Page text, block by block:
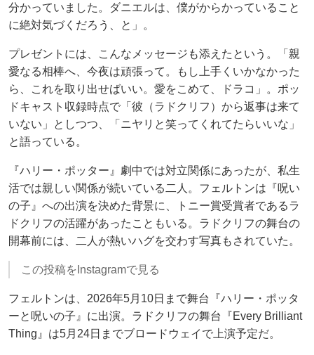
分かっていました。ダニエルは、僕がからかっていること
に絶対気づくだろう、と」。
プレゼントには、こんなメッセージも添えたという。「親
愛なる相棒へ、今夜は頑張って。もし上手くいかなかった
ら、これを取り出せばいい。愛をこめて、ドラコ」。ポッ
ドキャスト収録時点で「彼（ラドクリフ）から返事は来て
いない」としつつ、「ニヤリと笑ってくれてたらいいな」
と語っている。
『ハリー・ポッター』劇中では対立関係にあったが、私生
活では親しい関係が続いている二人。フェルトンは『呪い
の子』への出演を決めた背景に、トニー賞受賞者であるラ
ドクリフの活躍があったこともいる。ラドクリフの舞台の
開幕前には、二人が熱いハグを交わす写真もされていた。
この投稿をInstagramで見る
フェルトンは、2026年5月10日まで舞台『ハリー・ポッタ
ーと呪いの子』に出演。ラドクリフの舞台『Every Brilliant
Thing』は5月24日までブロードウェイで上演予定だ。